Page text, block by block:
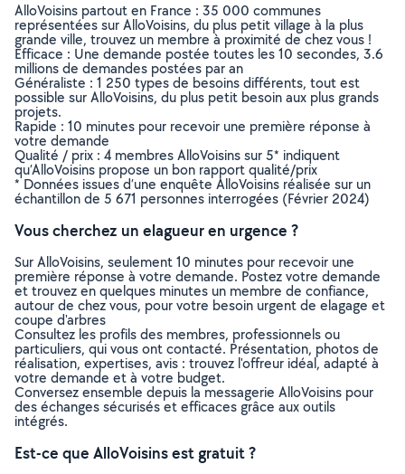
AlloVoisins partout en France : 35 000 communes
représentées sur AlloVoisins, du plus petit village à la plus
grande ville, trouvez un membre à proximité de chez vous !
Efficace : Une demande postée toutes les 10 secondes, 3.6
millions de demandes postées par an
Généraliste : 1 250 types de besoins différents, tout est
possible sur AlloVoisins, du plus petit besoin aux plus grands
projets.
Rapide : 10 minutes pour recevoir une première réponse à
votre demande
Qualité / prix : 4 membres AlloVoisins sur 5* indiquent
qu’AlloVoisins propose un bon rapport qualité/prix
* Données issues d’une enquête AlloVoisins réalisée sur un
échantillon de 5 671 personnes interrogées (Février 2024)
Vous cherchez un elagueur en urgence ?
Sur AlloVoisins, seulement 10 minutes pour recevoir une
première réponse à votre demande. Postez votre demande
et trouvez en quelques minutes un membre de confiance,
autour de chez vous, pour votre besoin urgent de elagage et
coupe d'arbres
Consultez les profils des membres, professionnels ou
particuliers, qui vous ont contacté. Présentation, photos de
réalisation, expertises, avis : trouvez l'offreur idéal, adapté à
votre demande et à votre budget.
Conversez ensemble depuis la messagerie AlloVoisins pour
des échanges sécurisés et efficaces grâce aux outils
intégrés.
Est-ce que AlloVoisins est gratuit ?